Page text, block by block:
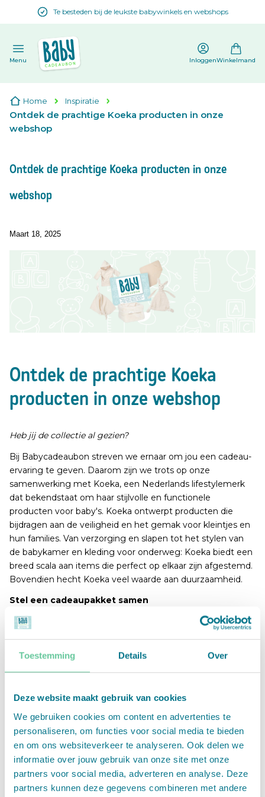
Toestemming Details Over
Deze website maakt gebruik van cookies
We gebruiken cookies om content en advertenties te
personaliseren, om functies voor social media te bieden
en om ons websiteverkeer te analyseren. Ook delen we
informatie over jouw gebruik van onze site met onze
partners voor social media, adverteren en analyse. Deze
partners kunnen deze gegevens combineren met andere
Te besteden bij de leukste babywinkels en webshops
Menu InloggenWinkelmand
Home Inspiratie
Ontdek de prachtige Koeka producten in onze
webshop
Ontdek de prachtige Koeka producten in onze
webshop
Maart 18, 2025
Ontdek de prachtige Koeka
producten in onze webshop
Heb jij de collectie al gezien?
Bij Babycadeaubon streven we ernaar om jou een cadeau-
ervaring te geven. Daarom zijn we trots op onze
samenwerking met Koeka, een Nederlands lifestylemerk
dat bekendstaat om haar stijlvolle en functionele
producten voor baby's. Koeka ontwerpt producten die
bijdragen aan de veiligheid en het gemak voor kleintjes en
hun families. Van verzorging en slapen tot het stylen van
de babykamer en kleding voor onderweg: Koeka biedt een
breed scala aan items die perfect op elkaar zijn afgestemd.
Bovendien hecht Koeka veel waarde aan duurzaamheid.
Stel een cadeaupakket samen
In onze webshop kun je Babycadeaubon combineren met
diverse Koeka producten om het perfecte cadeaupakket
samen te stellen. Hieronder een selectie van de
beschikbare items:
voor je baby.
hydrofiele stof en teddy, makkelijk wasbaar en voorzien van
armpjes waaraan je een speentje kunt knopen.
• Commodemandje (€24,99): houd alle
verzorgingsspulletjes bij elkaar met dit stijlvolle en
praktische mandje, een must-have voor op de commode.
• Badjas (€39,99): deze schattige badjas met capuchon